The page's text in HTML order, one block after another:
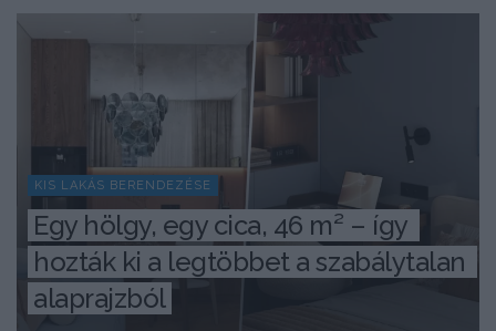
KIS LAKÁS BERENDEZÉSE
Egy hölgy, egy cica, 46 m² – így
hozták ki a legtöbbet a szabálytalan
alaprajzból